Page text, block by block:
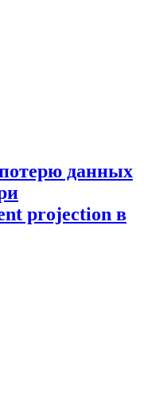
данных
projection в